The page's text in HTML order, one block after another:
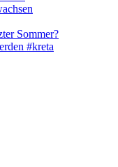
Sommer?
#kreta